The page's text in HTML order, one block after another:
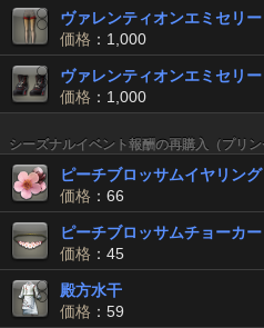
ヴァレンティオンエミセリ
価格 ：1,000
ヴァレンティオンエミセリ
価格 ：1,000
シーズナルイベント報酬の再購入（プリ
ピーチブロッサムイヤリング
価格 ：66
ピーチブロッサムチョーカー
価格 ：45
殿方水干
価格 ：59